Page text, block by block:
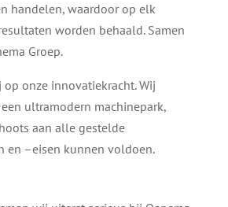
handelen, waardoor op elk
worden behaald. Samen
Groep.
onze innovatiekracht. Wij
ultramodern machinepark,
aan alle gestelde
en –eisen kunnen voldoen.